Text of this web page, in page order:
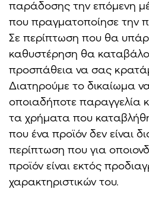
παράδοσης την επόμενη
που πραγματοποίησε την
Σε περίπτωση που θα
καθυστέρηση θα
προσπάθεια να σας
Διατηρούμε το δικαίωμα
οποιαδήποτε παραγγελία
τα χρήματα που
που ένα προϊόν δεν είναι
περίπτωση που για
προϊόν είναι εκτός
χαρακτηριστικών του.